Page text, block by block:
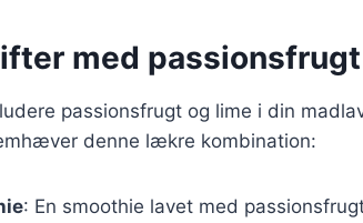
med
passionsfrugt og lime i din
denne lækre kombination:
: En smoothie lavet med